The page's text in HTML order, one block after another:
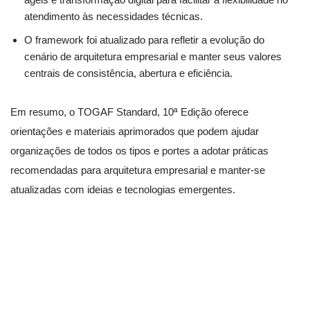
atendimento às necessidades técnicas.
O framework foi atualizado para refletir a evolução do
cenário de arquitetura empresarial e manter seus valores
centrais de consistência, abertura e eficiência.
Em resumo, o TOGAF Standard, 10ª Edição oferece
orientações e materiais aprimorados que podem ajudar
organizações de todos os tipos e portes a adotar práticas
recomendadas para arquitetura empresarial e manter-se
atualizadas com ideias e tecnologias emergentes.